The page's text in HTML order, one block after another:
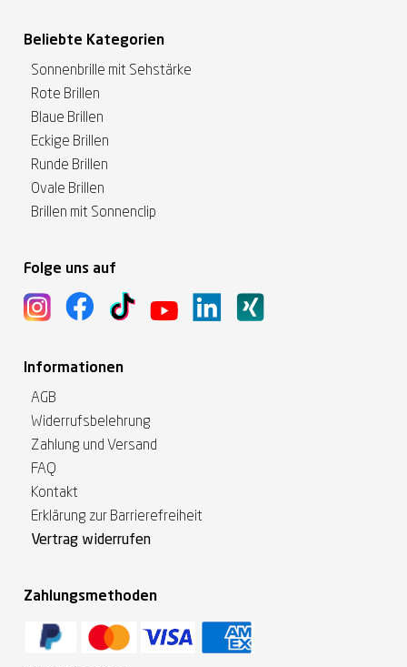
Beliebte Kategorien
Sonnenbrille mit Sehstärke
Rote Brillen
Blaue Brillen
Eckige Brillen
Runde Brillen
Ovale Brillen
Brillen mit Sonnenclip
Folge uns auf
Informationen
AGB
Widerrufsbelehrung
Zahlung und Versand
FAQ
Kontakt
Erklärung zur Barrierefreiheit
Vertrag widerrufen
Zahlungsmethoden